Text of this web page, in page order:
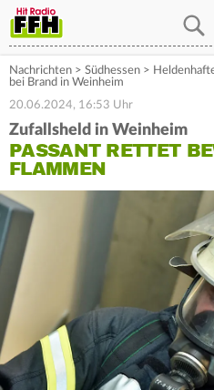
Nachrichten > Südhessen >
bei Brand in Weinheim
20.06.2024, 16:53 Uhr
Zufallsheld in Weinheim
PASSANT RETTET
FLAMMEN